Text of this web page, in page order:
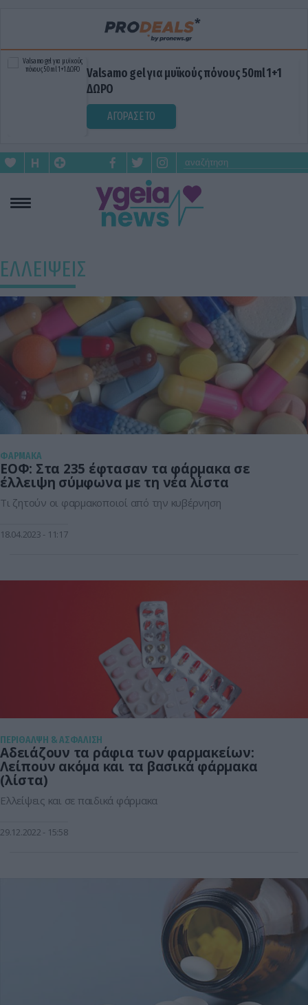
Valsamo gel για μυϊκούς πόνους 50ml 1+1
ΔΩΡΟ
ΑΓΟΡΑΣΕ ΤΟ
ΕΛΛΕΙΨΕΙΣ
ΦΑΡΜΑΚΑ
ΕΟΦ: Στα 235 έφτασαν τα φάρμακα σε
έλλειψη σύμφωνα με τη νέα λίστα
Τι ζητούν οι φαρμακοποιοί από την κυβέρνηση
18.04.2023 11:17
ΠΕΡΙΘΑΛΨΗ & ΑΣΦΑΛΙΣΗ
Αδειάζουν τα ράφια των φαρμακείων:
Λείπουν ακόμα και τα βασικά φάρμακα
(λίστα)
Ελλείψεις και σε παιδικά φάρμακα
29.12.2022 15:58